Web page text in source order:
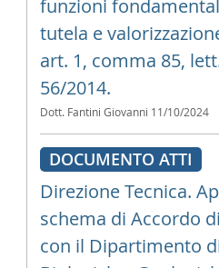
funzioni
tutela e
art. 1, comma 85,
56/2014.
Dott. Fantini Giovanni 11/10/2024
DOCUMENTO ATTI
Direzione Tecnica.
schema di Accordo
con il Dipartimento